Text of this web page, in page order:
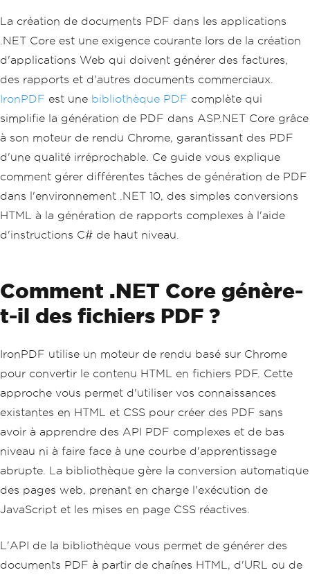
La création de documents PDF dans les applications
.NET Core est une exigence courante lors de la création
d'applications Web qui doivent générer des factures,
des rapports et d'autres documents commerciaux.
IronPDF est une bibliothèque PDF complète qui
simplifie la génération de PDF dans ASP.NET Core grâce
à son moteur de rendu Chrome, garantissant des PDF
d'une qualité irréprochable. Ce guide vous explique
comment gérer différentes tâches de génération de PDF
dans l'environnement .NET 10, des simples conversions
HTML à la génération de rapports complexes à l'aide
d'instructions C# de haut niveau.
Comment .NET Core génère-
t-il des fichiers PDF ?
IronPDF utilise un moteur de rendu basé sur Chrome
pour convertir le contenu HTML en fichiers PDF. Cette
approche vous permet d'utiliser vos connaissances
existantes en HTML et CSS pour créer des PDF sans
avoir à apprendre des API PDF complexes et de bas
niveau ni à faire face à une courbe d'apprentissage
abrupte. La bibliothèque gère la conversion automatique
des pages web, prenant en charge l'exécution de
JavaScript et les mises en page CSS réactives.
L'API de la bibliothèque vous permet de générer des
documents PDF à partir de chaînes HTML, d'URL ou de